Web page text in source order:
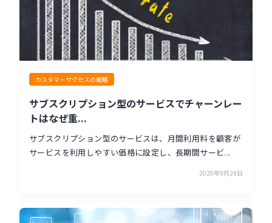
カスタマーサクセスの戦略
サブスクリプション型のサービスでチャーンレー
トはなぜ重...
サブスクリプション型のサービスは、月間利用料を顧客が
サービスを利用しやすい価格に設定し、長期間サービ...
2020年9月24日